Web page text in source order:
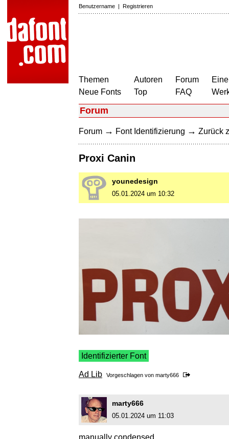
Benutzername | Registrieren
Themen
Neue Fonts
Autoren
Top
Forum
FAQ
Forum
Forum → Font Identifizierung → Zurück
Proxi Canin
younedesign
05.01.2024 um 10:32
Identifizierter Font
Ad Lib Vorgeschlagen von marty666
marty666
05.01.2024 um 11:03
manually condensed